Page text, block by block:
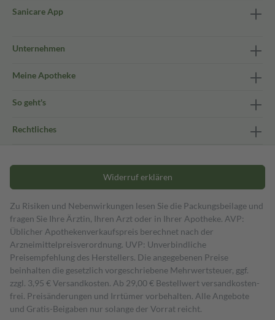
Sanicare App
Unternehmen
Meine Apotheke
So geht's
Rechtliches
Widerruf erklären
Zu Risiken und Nebenwirkungen lesen Sie die Packungsbeilage und
fragen Sie Ihre Ärztin, Ihren Arzt oder in Ihrer Apotheke. AVP:
Üblicher Apothekenverkaufspreis berechnet nach der
Arzneimittelpreisverordnung. UVP: Unverbindliche
Preisempfehlung des Herstellers. Die angegebenen Preise
beinhalten die gesetzlich vorgeschriebene Mehrwertsteuer, ggf.
zzgl. 3,95 € Versandkosten. Ab 29,00 € Bestell­wert versand­kosten­
frei. Preisänderungen und Irrtümer vorbehalten. Alle Angebote
und Gratis-Beigaben nur solange der Vorrat reicht.